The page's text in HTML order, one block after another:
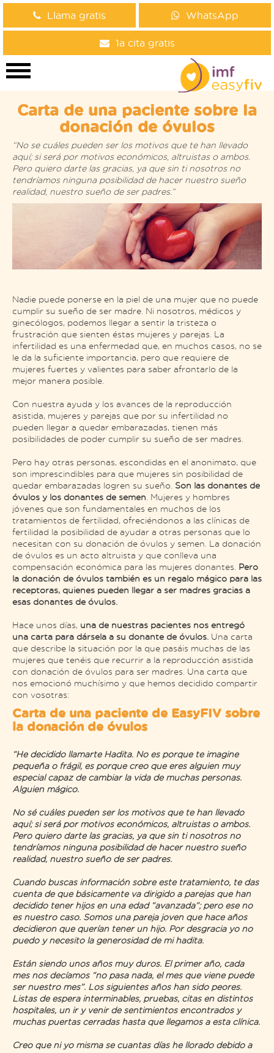
Llama gratis WhatsApp
1a cita gratis
Carta de una paciente sobre la
donación de óvulos
“No se cuáles pueden ser los motivos que te han llevado
aquí; si será por motivos económicos, altruistas o ambos.
Pero quiero darte las gracias, ya que sin ti nosotros no
tendríamos ninguna posibilidad de hacer nuestro sueño
realidad, nuestro sueño de ser padres.”
Nadie puede ponerse en la piel de una mujer que no puede
cumplir su sueño de ser madre. Ni nosotros, médicos y
ginecólogos, podemos llegar a sentir la tristeza o
frustración que sienten éstas mujeres y parejas. La
infertilidad es una enfermedad que, en muchos casos, no se
le da la suficiente importancia, pero que requiere de
mujeres fuertes y valientes para saber afrontarlo de la
mejor manera posible.
Con nuestra ayuda y los avances de la reproducción
asistida, mujeres y parejas que por su infertilidad no
pueden llegar a quedar embarazadas, tienen más
posibilidades de poder cumplir su sueño de ser madres.
Pero hay otras personas, escondidas en el anonimato, que
son imprescindibles para que mujeres sin posibilidad de
quedar embarazadas logren su sueño. Son las donantes de
óvulos y los donantes de semen . Mujeres y hombres
jóvenes que son fundamentales en muchos de los
tratamientos de fertilidad, ofreciéndonos a las clínicas de
fertilidad la posibilidad de ayudar a otras personas que lo
necesitan con su donación de óvulos y semen. La donación
de óvulos es un acto altruista y que conlleva una
compensación económica para las mujeres donantes. Pero
la donación de óvulos también es un regalo mágico para las
receptoras, quienes pueden llegar a ser madres gracias a
esas donantes de óvulos.
Hace unos días, una de nuestras pacientes nos entregó
una carta para dársela a su donante de óvulos. Una carta
que describe la situación por la que pasáis muchas de las
mujeres que tenéis que recurrir a la reproducción asistida
con donación de óvulos para ser madres. Una carta que
nos emocionó muchísimo y que hemos decidido compartir
con vosotras:
Carta de una paciente de EasyFIV sobre
la donación de óvulos
“He decidido llamarte Hadita. No es porque te imagine
pequeña o frágil, es porque creo que eres alguien muy
especial capaz de cambiar la vida de muchas personas.
Alguien mágico.
No sé cuáles pueden ser los motivos que te han llevado
aquí; si será por motivos económicos, altruistas o ambos.
Pero quiero darte las gracias, ya que sin ti nosotros no
tendríamos ninguna posibilidad de hacer nuestro sueño
realidad, nuestro sueño de ser padres.
Cuando buscas información sobre este tratamiento, te das
cuenta de que básicamente va dirigido a parejas que han
decidido tener hijos en una edad “avanzada”; pero ese no
es nuestro caso. Somos una pareja joven que hace años
decidieron que querían tener un hijo. Por desgracia yo no
puedo y necesito la generosidad de mi hadita.
Están siendo unos años muy duros. El primer año, cada
mes nos decíamos “no pasa nada, el mes que viene puede
ser nuestro mes”. Los siguientes años han sido peores.
Listas de espera interminables, pruebas, citas en distintos
hospitales, un ir y venir de sentimientos encontrados y
muchas puertas cerradas hasta que llegamos a esta clínica.
Creo que ni yo misma se cuantas días he llorado debido a